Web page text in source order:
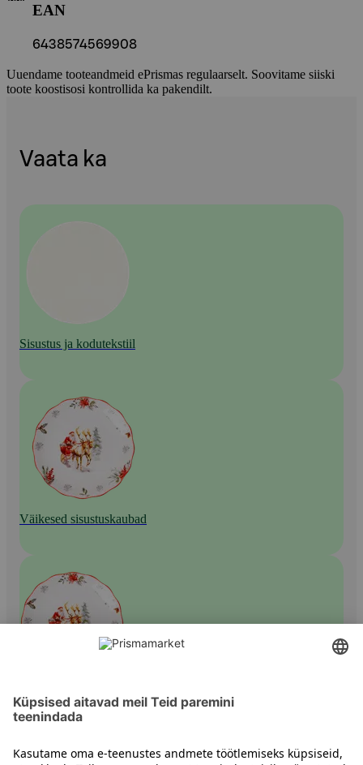
EAN
6438574569908
Uuendame tooteandmeid ePrismas regulaarselt. Soovitame siiski
toote koostisosi kontrollida ka pakendilt.
Vaata ka
Sisustus ja kodutekstiil
Väikesed sisustuskaubad
Muud sisustustooted